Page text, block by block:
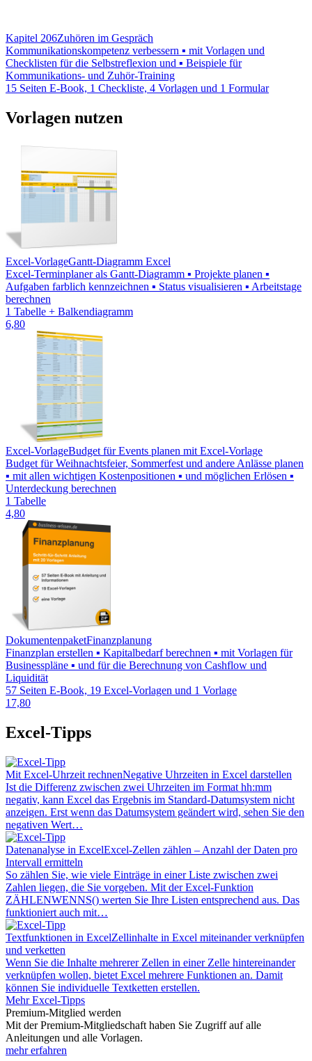
Kapitel 206Zuhören im Gespräch
Kommunikationskompetenz verbessern ▪ mit Vorlagen und
Checklisten für die Selbstreflexion und ▪ Beispiele für
Kommunikations- und Zuhör-Training
15 Seiten E-Book, 1 Checkliste, 4 Vorlagen und 1 Formular
Vorlagen nutzen
Excel-VorlageGantt-Diagramm Excel
Excel-Terminplaner als Gantt-Diagramm ▪ Projekte planen ▪
Aufgaben farblich kennzeichnen ▪ Status visualisieren ▪ Arbeitstage
berechnen
1 Tabelle + Balkendiagramm
6,80
Excel-VorlageBudget für Events planen mit Excel-Vorlage
Budget für Weihnachtsfeier, Sommerfest und andere Anlässe planen
▪ mit allen wichtigen Kostenpositionen ▪ und möglichen Erlösen ▪
Unterdeckung berechnen
1 Tabelle
4,80
DokumentenpaketFinanzplanung
Finanzplan erstellen ▪ Kapitalbedarf berechnen ▪ mit Vorlagen für
Businesspläne ▪ und für die Berechnung von Cashflow und
Liquidität
57 Seiten E-Book, 19 Excel-Vorlagen und 1 Vorlage
17,80
Excel-Tipps
Mit Excel-Uhrzeit rechnenNegative Uhrzeiten in Excel darstellen
Ist die Differenz zwischen zwei Uhrzeiten im Format hh:mm
negativ, kann Excel das Ergebnis im Standard-Datumsystem nicht
anzeigen. Erst wenn das Datumsystem geändert wird, sehen Sie den
negativen Wert…
Datenanalyse in ExcelExcel-Zellen zählen – Anzahl der Daten pro
Intervall ermitteln
So zählen Sie, wie viele Einträge in einer Liste zwischen zwei
Zahlen liegen, die Sie vorgeben. Mit der Excel-Funktion
ZÄHLENWENNS() werten Sie Ihre Listen entsprechend aus. Das
funktioniert auch mit…
Textfunktionen in ExcelZellinhalte in Excel miteinander verknüpfen
und verketten
Wenn Sie die Inhalte mehrerer Zellen in einer Zelle hintereinander
verknüpfen wollen, bietet Excel mehrere Funktionen an. Damit
können Sie individuelle Textketten erstellen.
Mehr Excel-Tipps
Premium-Mitglied werden
Mit der Premium-Mitgliedschaft haben Sie Zugriff auf alle
Anleitungen und alle Vorlagen.
mehr erfahren